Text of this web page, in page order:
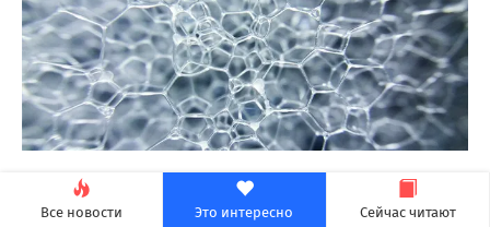
Все новости Это интересно Сейчас читают
Бразильские ученые обнаружили
в кишечнике
личинок хлопковой совки Helicoverpa armigera